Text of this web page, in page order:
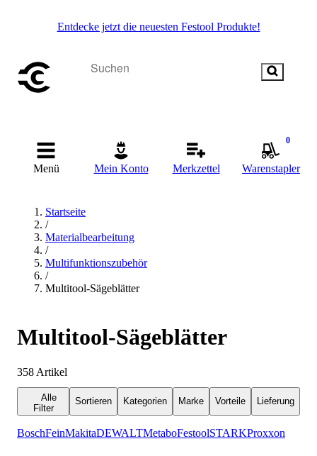
Entdecke jetzt die neuesten Festool Produkte!
Menü Mein Konto Merkzettel
0
Warenstapler
Startseite
/
Materialbearbeitung
/
Multifunktionszubehör
/
Multitool-Sägeblätter
Multitool-Sägeblätter
358 Artikel
Alle
Filter
Sortieren Kategorien Marke Vorteile Lieferung
BoschFeinMakitaDEWALTMetaboFestoolSTARKProxxon